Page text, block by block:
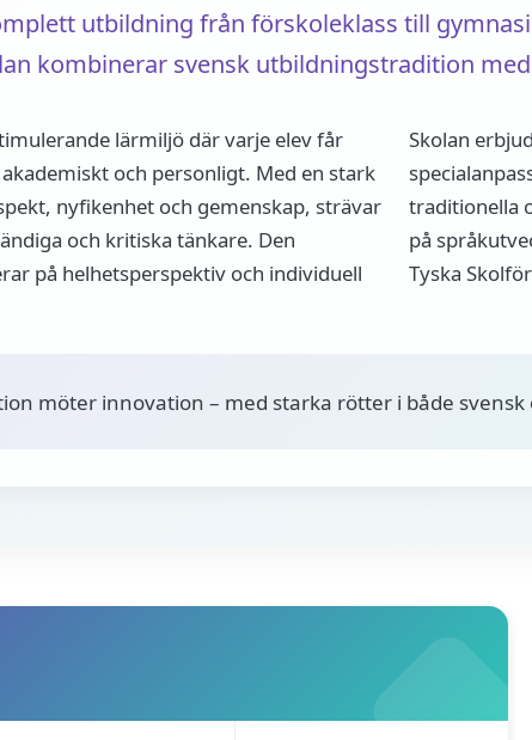
utbildning från förskoleklass till
kombinerar svensk utbildningstradition
lärmiljö där varje elev får
och personligt. Med en stark
nyfikenhet och gemenskap, strävar
och kritiska tänkare. Den
på helhetsperspektiv och individuell
Skolan
traditionella
på
Tyska
möter innovation – med starka rötter i både